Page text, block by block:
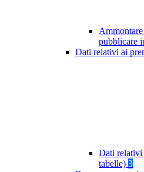
pubblicare
Dati relativi ai
Dati relativi
tabelle) 3